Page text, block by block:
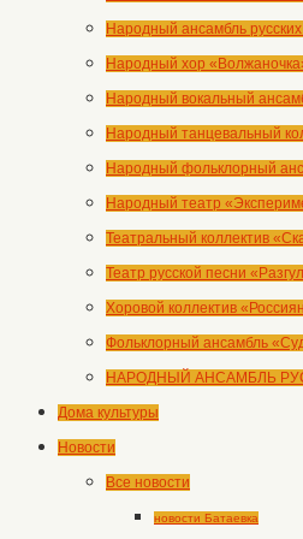
Народный ансамбль
Народный хор
Народный вокальный
Народный танцевальный
Народный фольклорный
Народный театр
Театральный коллектив
Театр русской песни
Хоровой коллектив
Фольклорный ансамбль
НАРОДНЫЙ АНСАМБЛЬ
Дома культуры
Новости
Все новости
новости Батаевка